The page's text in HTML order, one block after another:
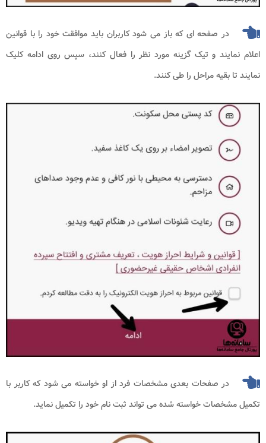
در صفحه ای که باز می شود کاربران باید موافقت خود را با قوانین
اعلام نمایند و تیک گزینه مورد نظر را فعال کنند، سپس روی ادامه کلیک
نمایند تا بقیه مراحل را طی کنند.
در صفحات بعدی مشخصات فرد از او خواسته می شود که کاربر با
تکمیل مشخصات خواسته شده می تواند ثبت نام خود را تکمیل نماید.